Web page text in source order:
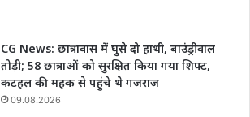
CG News: छात्रावास में घुसे दो हाथी, बाउंड्रीवाल
तोड़ी; 58 छात्राओं को सुरक्षित किया गया शिफ्ट,
कटहल की महक से पहुंचे थे गजराज
09.08.2026